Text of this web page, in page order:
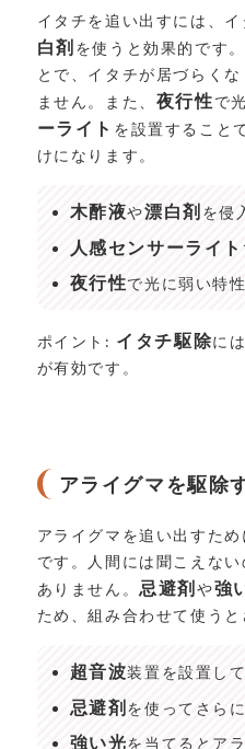
イタチを追い出すには、
白剤を使うと効果的です
とで、イタチが居づらく
ません。また、 夜行性で
ーライト を設置すること
けになります。
木酢液や漂白剤 を侵
人感センサーライト
夜行性で光に弱い特
ポイント: イタチ駆除に
が有効です。
アライグマを駆除
アライグマを追い出すため
です。人間には聞こえな
ありません。 忌避剤や強
ため、組み合わせて使うと
超音波装置を設置し
忌避剤を使ってさら
強い光を当てるとア